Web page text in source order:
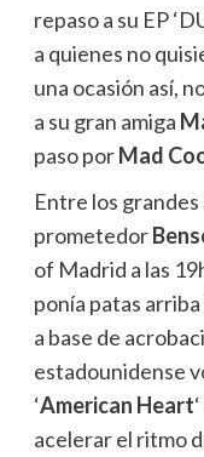
repaso a su EP
a quienes no
una ocasión así,
a su gran amiga
paso porMad
Entre los
prometedor
of Madrid a las
ponía patas
a base de
estadounidense
‘American Heart
acelerar el ritmo